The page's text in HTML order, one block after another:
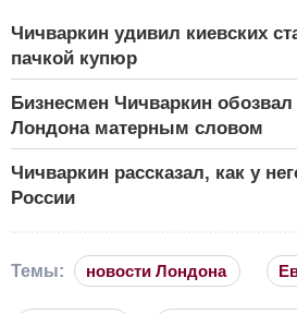
Чичваркин удивил киевских
пачкой купюр
Бизнесмен Чичваркин
Лондона матерным словом
Чичваркин рассказал, как у
России
Темы: новости Лондона